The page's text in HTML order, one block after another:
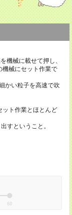
機械に載せて押し、
機械にセット作業で
かい粒子を高速で吹
ット作業とほとんど
すということ。
60